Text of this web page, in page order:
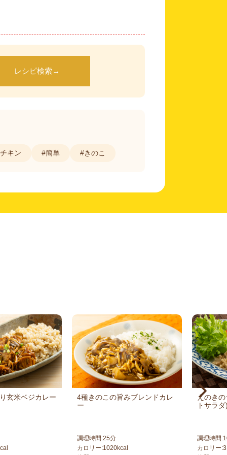
レシピ検索→
キン #簡単 #きのこ
玄米ベジカレー
4種きのこの旨みブレンドカレ
ー
調理時間:25分
カロリー:1020kcal
えのき
トサラ
調理時間:
カロリー: